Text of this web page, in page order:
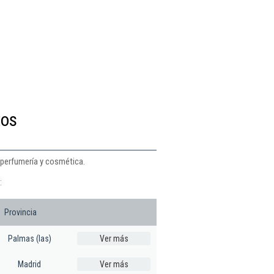
y cosmética.
Provincia
Palmas (las) Ver más
Madrid Ver más